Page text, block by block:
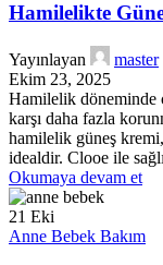
Hamilelikte
Yayınlayan
master
Ekim 23, 2025
Hamilelik döneminde
karşı daha fazla
hamilelik güneş
idealdir. Clooe ile
Okumaya devam et
21 Eki
Anne Bebek Bakım